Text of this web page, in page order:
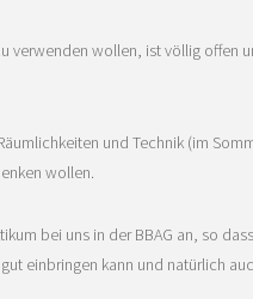
verwenden wollen, ist völlig offen
und Technik (im
wollen.
bei uns in der BBAG an, so
einbringen kann und natürlich